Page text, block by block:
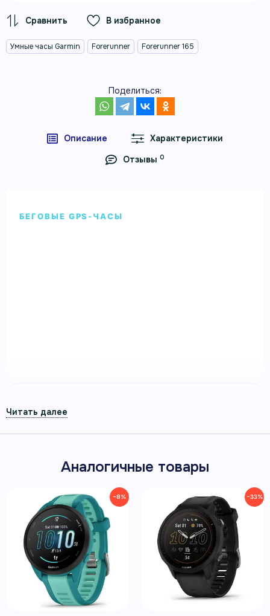
В избранное
Умные часы Garmin Forerunner Forerunner 165
Поделиться:
Описание
Характеристики
Отзывы 0
БЕГОВЫЕ GPS-ЧАСЫ
До 11 дней
До 19 часов
в режиме GPS
39 г
лёгкий корпус 43 мм
Аналогичные товары
−8% −33%